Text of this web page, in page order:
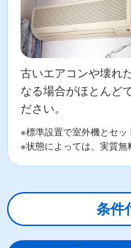
古いエアコンや壊れ
なる場合がほとんど
ださい。
※標準設置で室外機とセッ
※状態によっては、実質無
条件